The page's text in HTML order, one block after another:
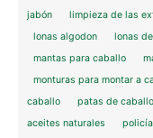
jabón limpieza de las
lonas algodon
lonas
mantas para caballo
monturas para montar a
caballo
patas de
aceites naturales
policía